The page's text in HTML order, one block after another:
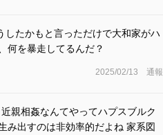
したかもと言っただけで大和家がハ
何を暴走してるんだ？
2025/02/13 通報
親相姦なんてやってハプスブルク
み出すのは非効率的だよね 家系図